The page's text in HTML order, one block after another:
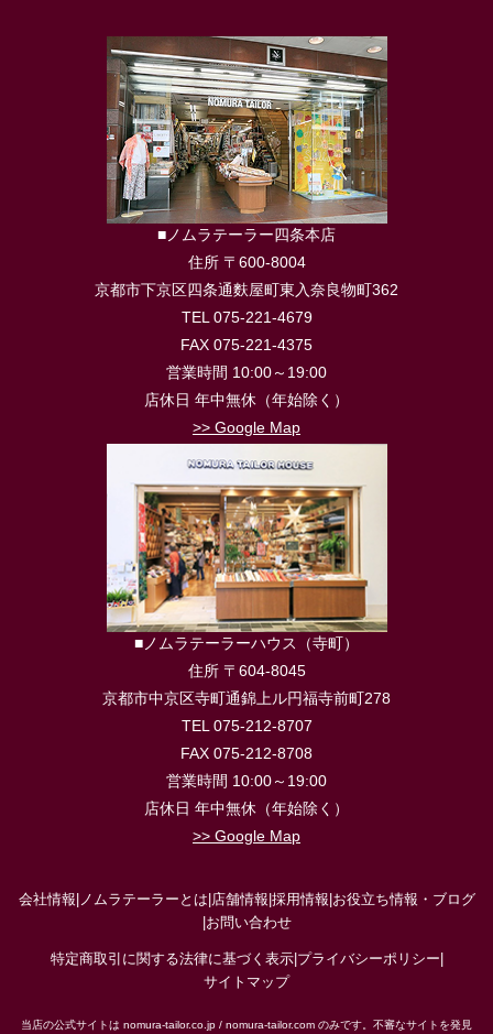
■ノムラテーラー四条本店
住所 〒600-8004
京都市下京区四条通麩屋町東入奈良物町362
TEL 075-221-4679
FAX 075-221-4375
営業時間 10:00～19:00
店休日 年中無休（年始除く）
>> Google Map
■ノムラテーラーハウス（寺町）
住所 〒604-8045
京都市中京区寺町通錦上ル円福寺前町278
TEL 075-212-8707
FAX 075-212-8708
営業時間 10:00～19:00
店休日 年中無休（年始除く）
>> Google Map
会社情報 ノムラテーラーとは 店舗情報 採用情報 お役立ち情報・ブログ
お問い合わせ
特定商取引に関する法律に基づく表示| プライバシーポリシー
サイトマップ
当店の公式サイトは nomura-tailor.co.jp / nomura-tailor.com のみです。不審なサイトを発見